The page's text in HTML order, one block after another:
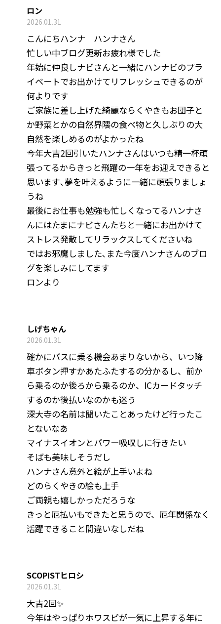
ロン
2026.01.31
こんにちハンナ ハンナさん
忙しい中ブログ更新お疲れ様でした
年始に仲良しナビさんと一緒にハンナビのプラ
イベートでお出かけてリフレッシュできるのが
何よりです
ご家族に差し上げた綺麗ならくやきもお団子と
か野菜とかの自然界隈の食べ物と久しぶりの大
自然を楽しめるのがよかったね
今年大吉2回引いたハンナさんはいつも精一杯頑
張ってるからきっと飛躍の一年をお迎えできると
思います､夢を叶えるように一緒に頑張りましょ
うね
最後にお仕事も勉強も忙しくなってるハンナさ
んにはたまにナビさんたちと一緒にお出かけて
ストレス発散してリラックスしてくださいね
ではお邪魔しました､また今度ハンナさんのブロ
グを楽しみにしてます
ロンより
しげちゃん
2026.01.31
確かにバスに乗る機会あまりないから、いつ降
車ボタン押すかあたふたするの分かるし、前か
ら乗るのか後ろから乗るのか、ICカードタッチ
するのか後払いなのかも迷う
深大寺の名前は聞いたことあったけど行ったこ
とないなあ
マイナスイオンとパワー吸収しに行きたい
そばも美味しそうだし
ハンナさん意外と絵が上手いよね
どのらくやきの絵も上手
ご両親も嬉しかっただろうな
きっと厄払いもできたと思うので、厄年関係なく
活躍できること間違いなしだね
SCOPISTヒロシ
2026.01.31
大吉2回✨
今年はやっぱりホワスピが一気に上昇する年に